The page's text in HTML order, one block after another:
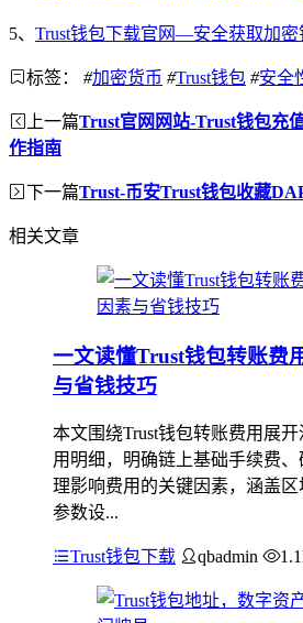
5、 Trust钱包下载官网—安全获取加
标签： #加密货币 #Trust钱包 #安全
上一篇Trust官网网站-Trust钱包充
作指南
下一篇Trust-币安Trust钱包收藏
相关文章
一文读懂Trust钱包转账费
与省钱技巧
本文围绕Trust钱包转账费用展
用明细，明确链上基础手续费
理影响费用的关键因素，涵盖区
参数设...
Trust钱包下载 qbadmin